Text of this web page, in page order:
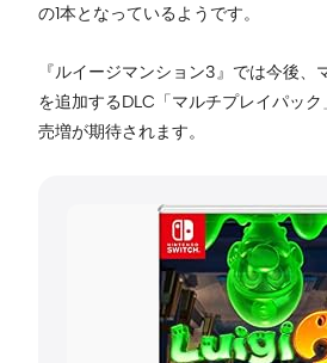
の1本となっているようです。
『ルイージマンション3』では今後、
を追加するDLC「マルチプレイパッ
売増が期待されます。